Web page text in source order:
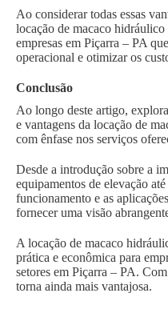
Ao considerar todas essas
locação de macaco
empresas em Piçarra – PA
operacional e otimizar os
Conclusão
Ao longo deste artigo,
e vantagens da locação de
com ênfase nos serviços
Desde a introdução sobre a
equipamentos de elevação
funcionamento e as
fornecer uma visão
A locação de macaco
prática e econômica para
setores em Piçarra – PA.
torna ainda mais vantajosa.